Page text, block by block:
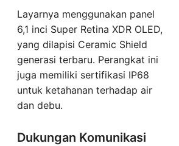
Layarnya menggunakan panel
6,1 inci Super Retina XDR OLED,
yang dilapisi Ceramic Shield
generasi terbaru. Perangkat ini
juga memiliki sertifikasi IP68
untuk ketahanan terhadap air
dan debu.
Dukungan Komunikasi